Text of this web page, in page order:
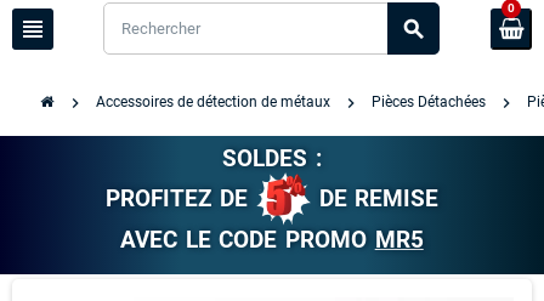
view_headline search
0
chevron_right Accessoires de détection de métaux chevron_right Pièces Détachées chevron_right
SOLDES :
PROFITEZ DE
DE REMISE
AVEC LE CODE PROMO MR5